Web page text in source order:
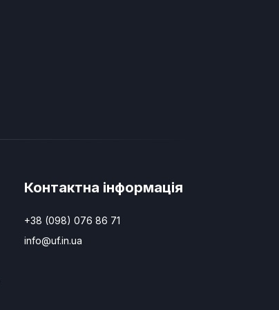
Контактна інформація
+38 (098) 076 86 71
info@uf.in.ua